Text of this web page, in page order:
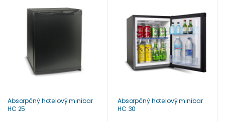
Absorpčný hotelový minibar
HC 25
Absorpčný hotelový minibar
HC 30